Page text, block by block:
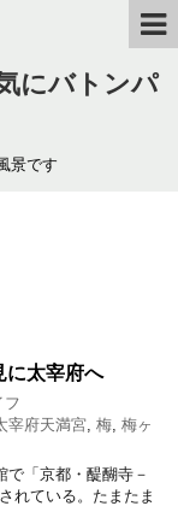
にバトンパ
景です
に太宰府へ
フ
宰府天満宮 梅 梅ヶ
「京都・醍醐寺－
れている。たまたま